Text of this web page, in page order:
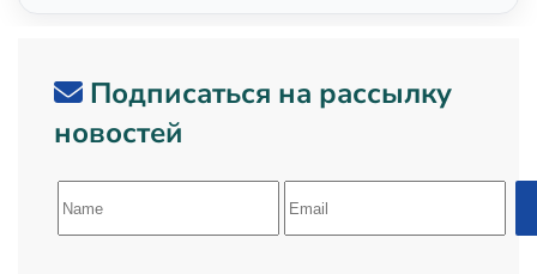
Подписаться на рассылку
новостей